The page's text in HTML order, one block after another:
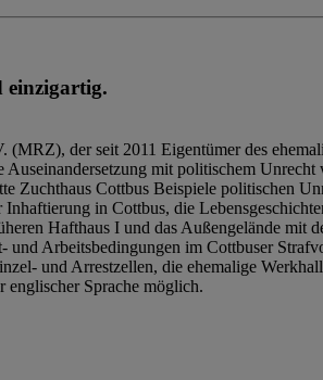
einzigartig.
der seit 2011 Eigentümer des
mit politischem
Zuchthaus Cottbus Beispiele politischen
in Cottbus, die
Hafthaus I und das Außengelände mit
Arbeitsbedingungen im Cottbuser
und Arrestzellen, die ehemalige
englischer Sprache möglich.